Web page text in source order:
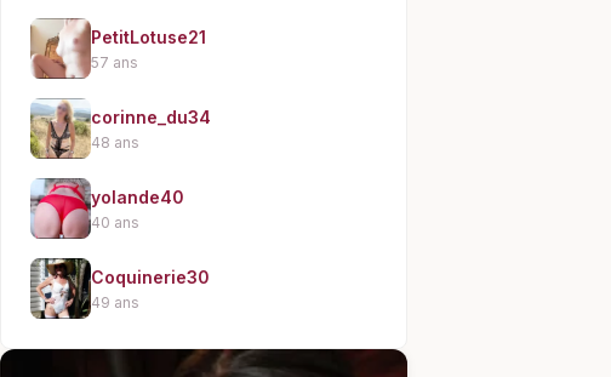
PetitLotuse21
57 ans
corinne_du34
48 ans
yolande40
40 ans
Coquinerie30
49 ans